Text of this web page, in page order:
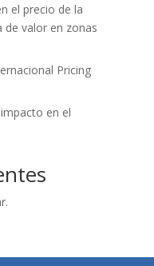
el precio de la
de valor en zonas
Pricing
en el